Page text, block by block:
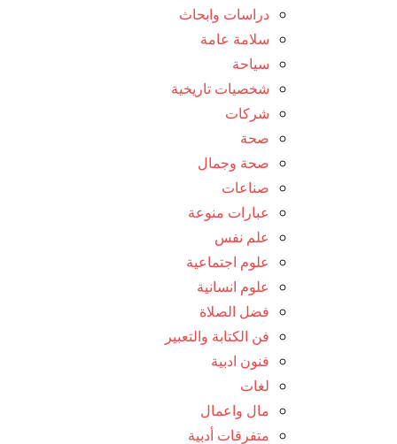
دراسات وابحاث
سلامة عامة
سياحة
شخصيات تاريخية
شركات
صحة
صحة وجمال
صناعات
عبارات منوعة
علم نفس
علوم اجتماعية
علوم انسانية
فضل الصلاة
فن الكتابة والتعبير
فنون ادبية
لغات
مال واعمال
متفرقات أدبية